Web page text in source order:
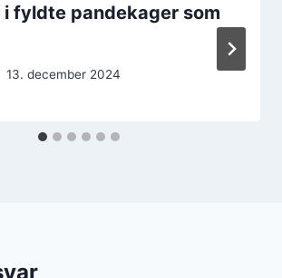
fyldte pandekager som
13. december 2024